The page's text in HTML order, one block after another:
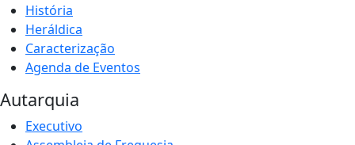
História
Heráldica
Caracterização
Agenda de Eventos
Autarquia
Executivo